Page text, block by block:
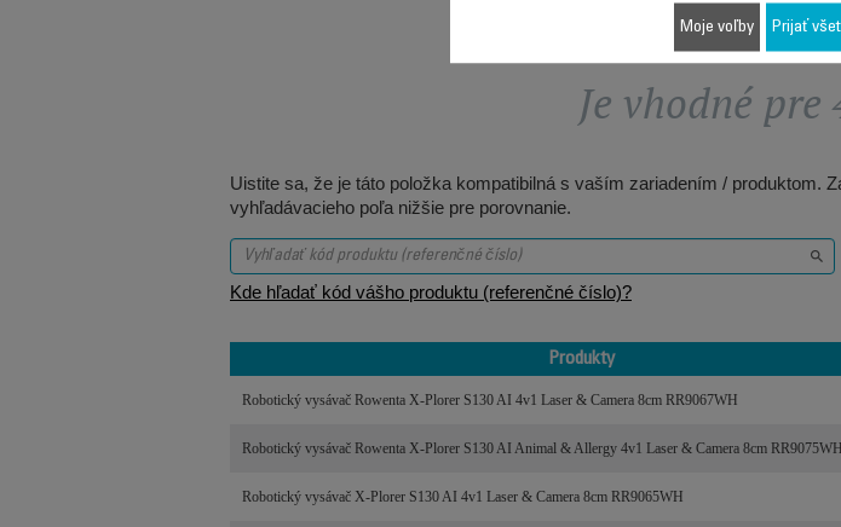
Je vhodné
Uistite sa, že je táto položka kompatibilná s vaším zariadením / produktom.
vyhľadávacieho poľa nižšie pre porovnanie.
Kde hľadať kód vášho produktu (referenčné číslo)?
Produkty
Robotický vysávač Rowenta X-Plorer S130 AI 4v1 Laser & Camera 8cm RR9067WH
Robotický vysávač Rowenta X-Plorer S130 AI Animal & Allergy 4v1 Laser & Camera 8cm RR9075WH
Robotický vysávač X-Plorer S130 AI 4v1 Laser & Camera 8cm RR9065WH
Moje voľby Prijať